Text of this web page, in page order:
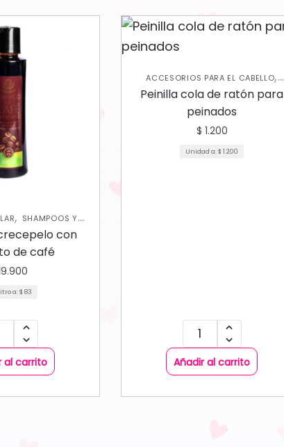
, SHAMPOOS Y
con
de café
a:$ 83
al carrito
ACCESORIOS PARA EL CABELLO,
CUIDADO CAPILAR
Peinilla cola de ratón para
peinados
$ 1.200
Unidad a:$ 1.200
Añadir al carrito